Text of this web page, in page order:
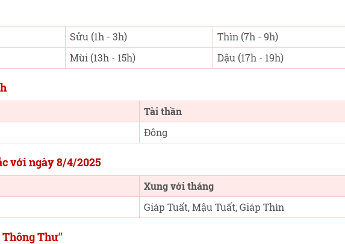
Sửu (1h - 3h)
Thìn (7h - 9h)
Mùi (13h - 15h) Dậu (17h - 19h)
Tài thần
Đông
với ngày 8/4/2025
Xung với tháng
Giáp Tuất, Mậu Tuất, Giáp Thìn
Thông Thư"